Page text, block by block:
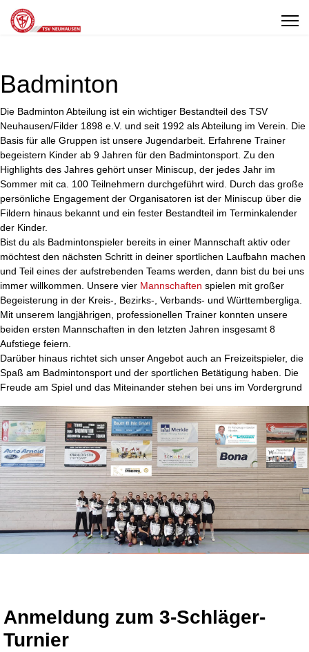
Badminton
Die Badminton Abteilung ist ein wichtiger Bestandteil des TSV
Neuhausen/Filder 1898 e.V. und seit 1992 als Abteilung im Verein. Die
Basis für alle Gruppen ist unsere Jugendarbeit. Erfahrene Trainer
begeistern Kinder ab 9 Jahren für den Badmintonsport. Zu den
Highlights des Jahres gehört unser Miniscup, der jedes Jahr im
Sommer mit ca. 100 Teilnehmern durchgeführt wird. Durch das große
persönliche Engagement der Organisatoren ist der Miniscup über die
Fildern hinaus bekannt und ein fester Bestandteil im Terminkalender
der Kinder.
Bist du als Badmintonspieler bereits in einer Mannschaft aktiv oder
möchtest den nächsten Schritt in deiner sportlichen Laufbahn machen
und Teil eines der aufstrebenden Teams werden, dann bist du bei uns
immer willkommen. Unsere vier Mannschaften spielen mit großer
Begeisterung in der Kreis-, Bezirks-, Verbands- und Württembergliga.
Mit unserem langjährigen, professionellen Trainer konnten unsere
beiden ersten Mannschaften in den letzten Jahren insgesamt 8
Aufstiege feiern.
Darüber hinaus richtet sich unser Angebot auch an Freizeitspieler, die
Spaß am Badmintonsport und der sportlichen Betätigung haben. Die
Freude am Spiel und das Miteinander stehen bei uns im Vordergrund
Anmeldung zum 3-Schläger-
Turnier